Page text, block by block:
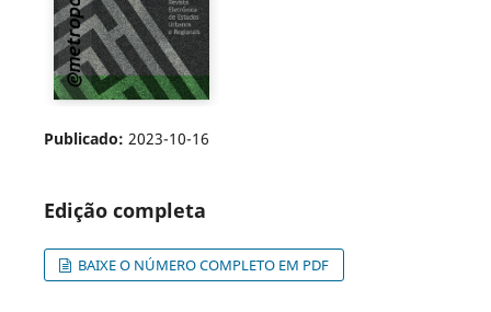
Publicado: 2023-10-16
Edição completa
BAIXE O NÚMERO COMPLETO EM PDF